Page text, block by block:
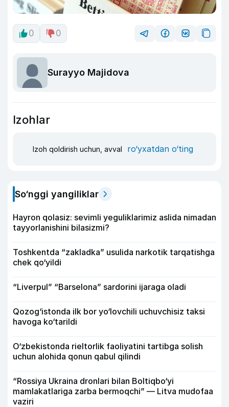
0 0
Surayyo Majidova
Izohlar
Izoh qoldirish uchun, avval ro‘yxatdan o‘ting
So‘nggi yangiliklar
Hayron qolasiz: sevimli yeguliklarimiz aslida nimadan
tayyorlanishini bilasizmi?
Toshkentda “zakladka” usulida narkotik tarqatishga
chek qo‘yildi
“Liverpul” “Barselona” sardorini ijaraga oladi
Qozog‘istonda ilk bor yo‘lovchili uchuvchisiz taksi
havoga ko‘tarildi
O‘zbekistonda rieltorlik faoliyatini tartibga solish
uchun alohida qonun qabul qilindi
“Rossiya Ukraina dronlari bilan Boltiqbo‘yi
mamlakatlariga zarba bermoqchi” — Litva mudofaa
vaziri